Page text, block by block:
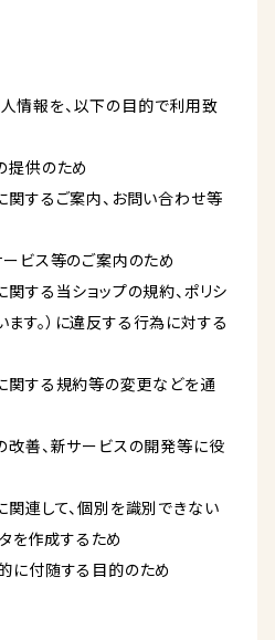
情報を、以下の目的で利用致
提供のため
関するご案内、お問い合わせ等
ービス等のご案内のため
関する当ショップの規約、ポリシ
ます。）に違反する行為に対する
に関する規約等の変更などを通
改善、新サービスの開発等に役
関連して、個別を識別できない
を作成するため
的に付随する目的のため